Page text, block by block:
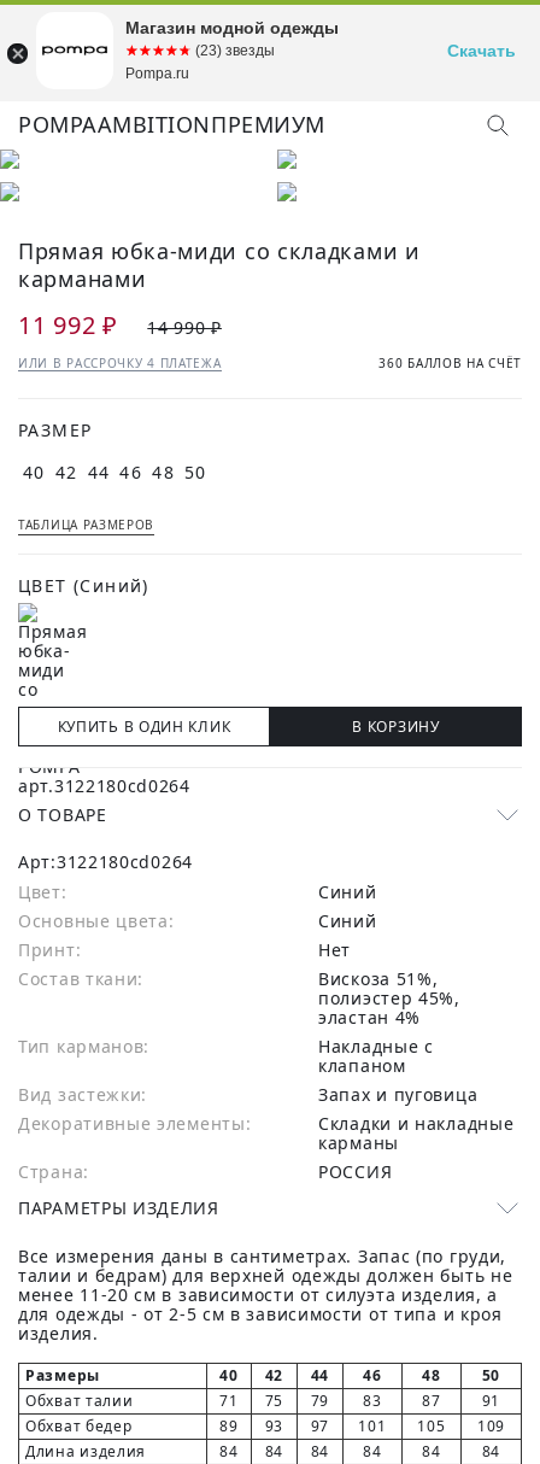
POMPAAMBITIONПРЕМИУМ
Прямая юбка-миди со складками и
карманами
11 992 ₽ 14 990 ₽
ИЛИ В РАССРОЧКУ 4 ПЛАТЕЖА 360 БАЛЛОВ НА СЧЁТ
РАЗМЕР
40 42 44 46 48 50
ТАБЛИЦА РАЗМЕРОВ
ЦВЕТ (Синий)
КУПИТЬ В ОДИН КЛИК В КОРЗИНУ
О ТОВАРЕ
Арт:3122180cd0264
Цвет:
Синий
Основные цвета:
синий
Принт:
Нет
Состав ткани:
вискоза 51%,
полиэстер 45%,
эластан 4%
Тип карманов:
Накладные с
клапаном
Вид застежки:
Запах и пуговица
Декоративные элементы:
Складки и накладные
карманы
Страна:
РОССИЯ
ПАРАМЕТРЫ ИЗДЕЛИЯ
Все измерения даны в сантиметрах. Запас (по груди,
талии и бедрам) для верхней одежды должен быть не
менее 11-20 см в зависимости от силуэта изделия, а
для одежды - от 2-5 см в зависимости от типа и кроя
изделия.
Размеры 40 42 44 46 48
50
Обхват талии
71 75 79 83 87
91
Обхват бедер
89 93 97 101 105
109
Длина изделия
84 84 84 84 84 84
Магазин модной одежды
☆☆☆☆☆
★★★★★ (23) звезды
Pompa.ru
Скачать